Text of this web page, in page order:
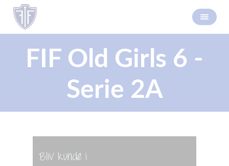
FIF Old Girls 6 -
Serie 2A